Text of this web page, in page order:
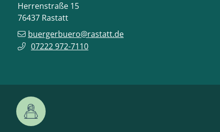
Herrenstraße 15
76437 Rastatt
buergerbuero@rastatt.de
07222 972-7110